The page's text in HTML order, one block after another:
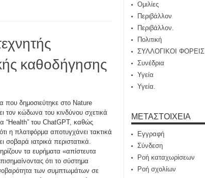
καθοδήγησης
που δημοσιεύτηκε στο Nature
τον κώδωνα του κινδύνου σχετικά
“Health” του ChatGPT, καθώς
η πλατφόρμα αποτυγχάνει τακτικά
σοβαρά ιατρικά περιστατικά.
τα ευρήματα «απίστευτα
ότι το σύστημα
των συμπτωμάτων σε
Ομιλίες
Περιβάλλον
Περιβάλλον.
Πολιτική
ΣΥΛΛΟΓΙΚΟΙ ΦΟΡΕΙΣ
Συνέδρια
Υγεία
Υγεία.
ΜΕΤΑΣΤΟΙΧΕΊΑ
Εγγραφή
Σύνδεση
Ροή καταχωρίσεων
Ροή σχολίων